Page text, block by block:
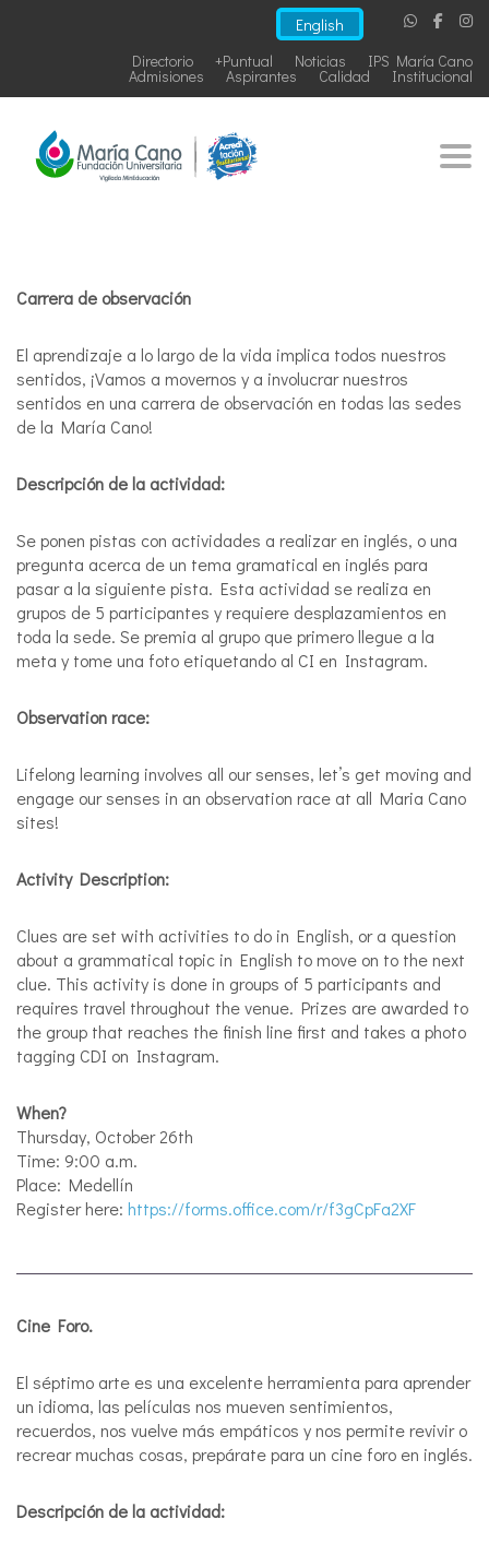
English
IPS María Cano
Noticias
+Puntual
Directorio
Institucional
Calidad
Aspirantes
Admisiones
Carrera de observación
El aprendizaje a lo largo de la vida implica todos nuestros
sentidos, ¡Vamos a movernos y a involucrar nuestros
sentidos en una carrera de observación en todas las sedes
de la María Cano!
Descripción de la actividad:
Se ponen pistas con actividades a realizar en inglés, o una
pregunta acerca de un tema gramatical en inglés para
pasar a la siguiente pista. Esta actividad se realiza en
grupos de 5 participantes y requiere desplazamientos en
toda la sede. Se premia al grupo que primero llegue a la
meta y tome una foto etiquetando al CI en Instagram.
Observation race:
Lifelong learning involves all our senses, let’s get moving and
engage our senses in an observation race at all Maria Cano
sites!
Activity Description:
Clues are set with activities to do in English, or a question
about a grammatical topic in English to move on to the next
clue. This activity is done in groups of 5 participants and
requires travel throughout the venue. Prizes are awarded to
the group that reaches the finish line first and takes a photo
tagging CDI on Instagram.
When?
Thursday, October 26th
Time: 9:00 a.m.
Place: Medellín
Register here: https://forms.office.com/r/f3gCpFa2XF
Cine Foro.
El séptimo arte es una excelente herramienta para aprender
un idioma, las películas nos mueven sentimientos,
recuerdos, nos vuelve más empáticos y nos permite revivir o
recrear muchas cosas, prepárate para un cine foro en inglés.
Descripción de la actividad: